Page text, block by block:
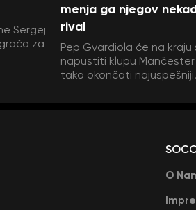
Sergej
za
menja ga njegov
rival
Pep Gvardiola će na kraju
napustiti klupu Mančester
tako okončati
O